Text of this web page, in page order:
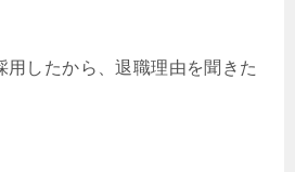
用したから、退職理由を聞きた